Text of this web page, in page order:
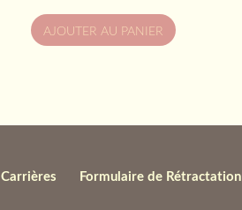
AJOUTER AU PANIER
Carrières Formulaire de Rétractation